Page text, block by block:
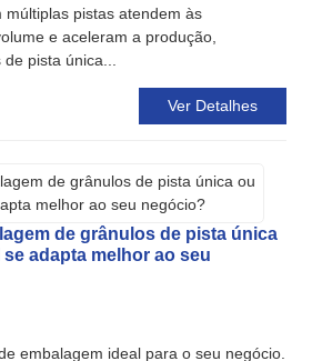
pistas atendem às
e aceleram a produção,
pista única...
Ver Detalhes
de grânulos de pista única
adapta melhor ao seu
embalagem ideal para o seu negócio.